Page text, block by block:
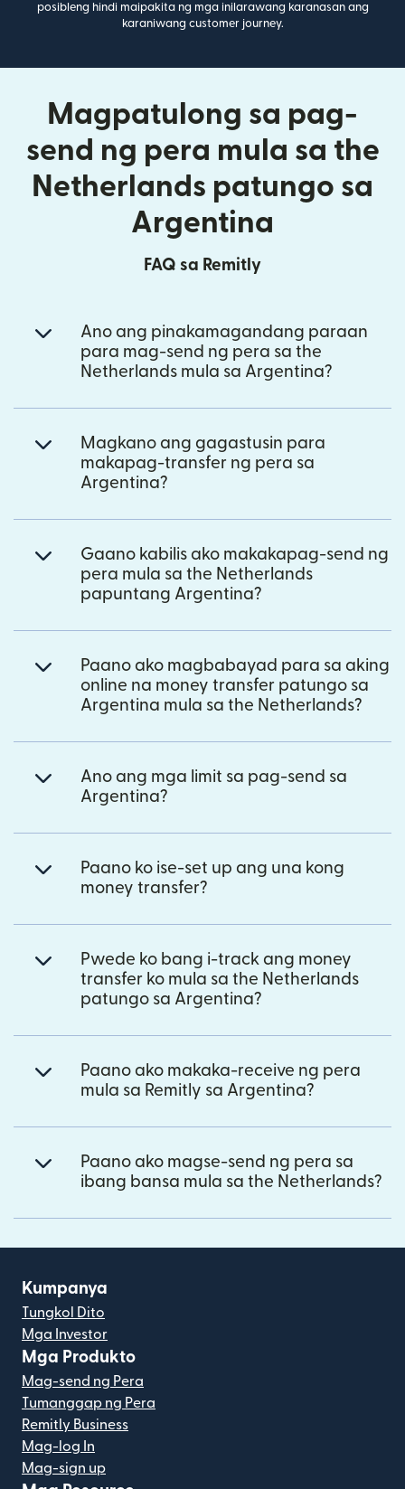
posibleng hindi maipakita ng mga inilarawang karanasan ang
karaniwang customer journey.
Magpatulong sa pag-
send ng pera mula sa the
Netherlands patungo sa
Argentina
FAQ sa Remitly
Ano ang pinakamagandang paraan
para mag-send ng pera sa the
Netherlands mula sa Argentina?
Magkano ang gagastusin para
makapag-transfer ng pera sa
Argentina?
Gaano kabilis ako makakapag-send ng
pera mula sa the Netherlands
papuntang Argentina?
Paano ako magbabayad para sa aking
online na money transfer patungo sa
Argentina mula sa the Netherlands?
Ano ang mga limit sa pag-send sa
Argentina?
Paano ko ise-set up ang una kong
money transfer?
Pwede ko bang i-track ang money
transfer ko mula sa the Netherlands
patungo sa Argentina?
Paano ako makaka-receive ng pera
mula sa Remitly sa Argentina?
Paano ako magse-send ng pera sa
ibang bansa mula sa the Netherlands?
Kumpanya
Tungkol Dito
Mga Investor
Mga Produkto
Mag-send ng Pera
Tumanggap ng Pera
Remitly Business
Mag-log In
Mag-sign up